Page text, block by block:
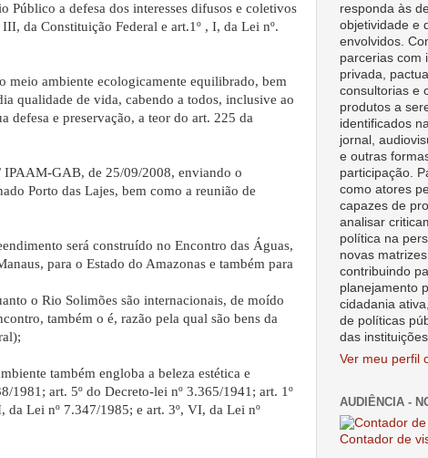
Público a defesa dos interesses difusos e coletivos
da Constituição Federal e art.1º , I, da Lei nº.
meio ambiente ecologicamente equilibrado, bem
qualidade de vida, cabendo a todos, inclusive ao
defesa e preservação, a teor do art. 225 da
GAB, de 25/09/2008, enviando o
Porto das Lajes, bem como a reunião de
será construído no Encontro das Águas,
para o Estado do Amazonas e também para
o Rio Solimões são internacionais, de moído
também o é, razão pela qual são bens da
também engloba a beleza estética e
1981; art. 5º do Decreto-lei nº 3.365/1941; art. 1º
da Lei nº 7.347/1985; e art. 3º, VI, da Lei nº
responda às
objetividade e
envolvidos.
parcerias com
privada,
consultorias e
produtos a
identificados
jornal,
e outras
participação.
como atores
capazes de
analisar
política na
novas
contribuindo
planejamento
cidadania
de políticas
das
Ver meu perfil
AUDIÊNCIA -
Contador de